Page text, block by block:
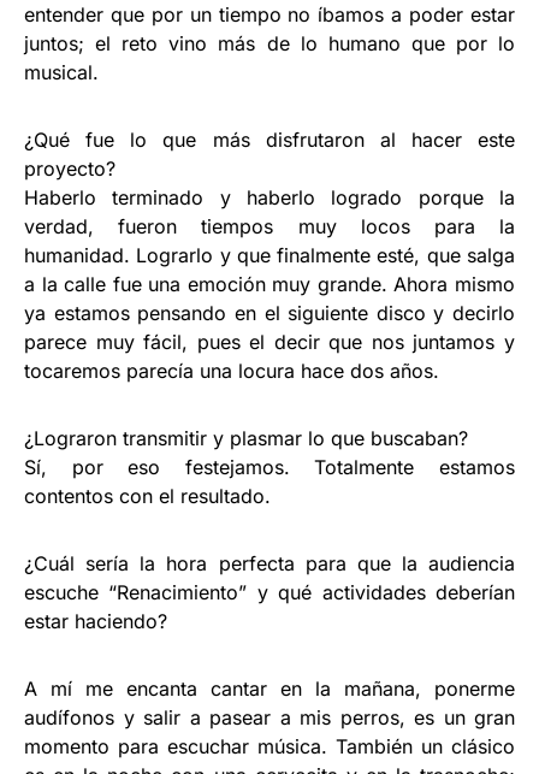
entender que por un tiempo no íbamos a poder estar
juntos; el reto vino más de lo humano que por lo
musical.
¿Qué fue lo que más disfrutaron al hacer este
proyecto?
Haberlo terminado y haberlo logrado porque la
verdad, fueron tiempos muy locos para la
humanidad. Lograrlo y que finalmente esté, que salga
a la calle fue una emoción muy grande. Ahora mismo
ya estamos pensando en el siguiente disco y decirlo
parece muy fácil, pues el decir que nos juntamos y
tocaremos parecía una locura hace dos años.
¿Lograron transmitir y plasmar lo que buscaban?
Sí, por eso festejamos. Totalmente estamos
contentos con el resultado.
¿Cuál sería la hora perfecta para que la audiencia
escuche “Renacimiento” y qué actividades deberían
estar haciendo?
A mí me encanta cantar en la mañana, ponerme
audífonos y salir a pasear a mis perros, es un gran
momento para escuchar música. También un clásico